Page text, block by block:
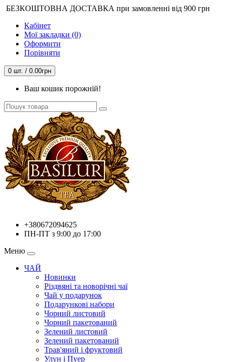
БЕЗКОШТОВНА ДОСТАВКА при замовленні від 900 грн
Кабінет
Мої закладки (0)
Оформити
Порівняти
0 шт. / 0.00грн
Ваш кошик порожній!
+380672094625
ПН-ПТ з 9:00 до 17:00
Меню
ЧАЙ
Новинки
Різдвяні та новорічні чаї
Чай у подарунок
Подарункові набори
Чорний листовий
Чорний пакетований
Зелений листовий
Зелений пакетований
Трав'яний і фруктовий
Улун і Пуер